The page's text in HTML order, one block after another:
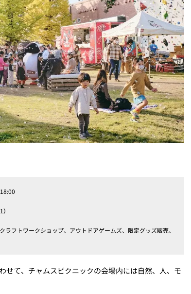
フトワークショップ、アウトドアゲームズ、限定グッズ販売、
せて、チャムスピクニックの会場内には自然、人、モ